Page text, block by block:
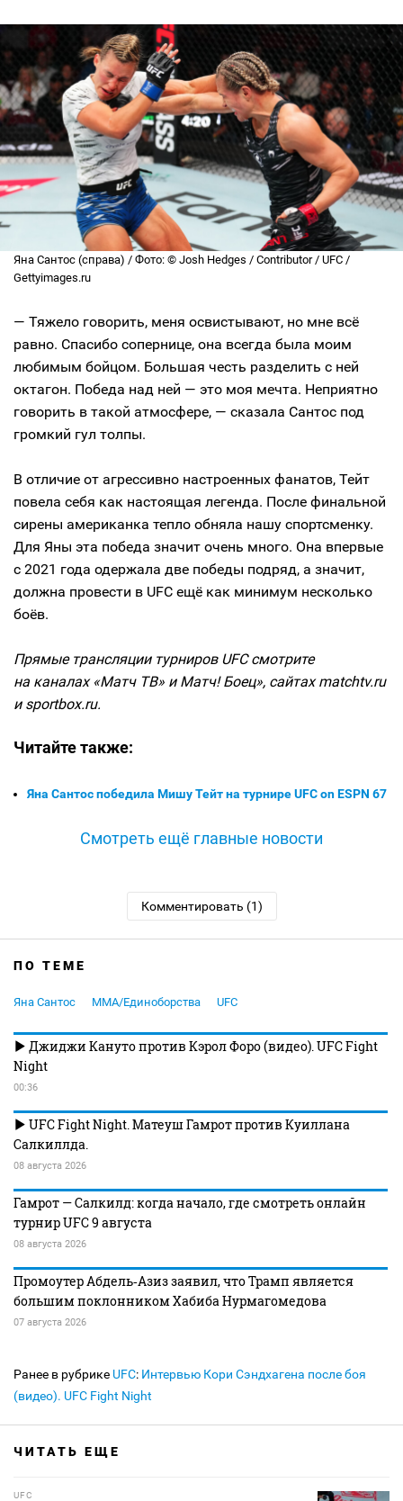
Яна Сантос (справа) / Фото: © Josh Hedges / Contributor / UFC /
Gettyimages.ru
— Тяжело говорить, меня освистывают, но мне всё
равно. Спасибо сопернице, она всегда была моим
любимым бойцом. Большая честь разделить с ней
октагон. Победа над ней — это моя мечта. Неприятно
говорить в такой атмосфере, — сказала Сантос под
громкий гул толпы.
В отличие от агрессивно настроенных фанатов, Тейт
повела себя как настоящая легенда. После финальной
сирены американка тепло обняла нашу спортсменку.
Для Яны эта победа значит очень много. Она впервые
с 2021 года одержала две победы подряд, а значит,
должна провести в UFC ещё как минимум несколько
боёв.
Прямые трансляции турниров UFC смотрите
на каналах «Матч ТВ» и Матч! Боец», сайтах matchtv.ru
и sportbox.ru.
Читайте также:
Яна Сантос победила Мишу Тейт на турнире UFC on ESPN 67
Смотреть ещё главные новости
Комментировать (1)
ПО ТЕМЕ
Яна Сантос MMA/Единоборства UFC
Джиджи Кануто против Кэрол Форо (видео). UFC Fight
Night
00:36
UFC Fight Night. Матеуш Гамрот против Куиллана
Салкиллда.
08 августа 2026
Гамрот — Салкилд: когда начало, где смотреть онлайн
турнир UFC 9 августа
08 августа 2026
Промоутер Абдель‑Азиз заявил, что Трамп является
большим поклонником Хабиба Нурмагомедова
07 августа 2026
Ранее в рубрике UFC: Интервью Кори Сэндхагена после боя
(видео). UFC Fight Night
ЧИТАТЬ ЕЩЕ
UFC